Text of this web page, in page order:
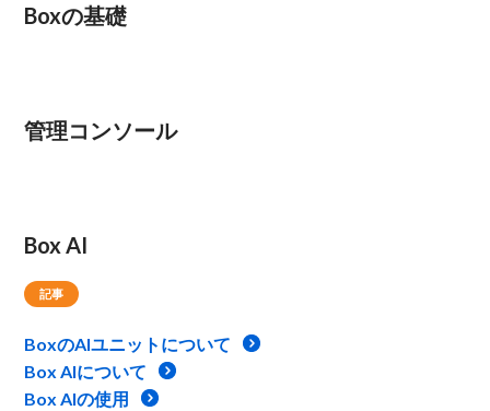
Boxの基礎
管理コンソール
Box AI
記事
BoxのAIユニットについて
Box AIについて
Box AIの使用